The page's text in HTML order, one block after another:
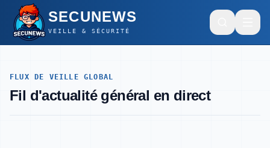
SECUNEWS
VEILLE & SÉCURITÉ
SECUNEWS
Général
FLUX DE VEILLE GLOBAL
Fil d'actualité général en direct